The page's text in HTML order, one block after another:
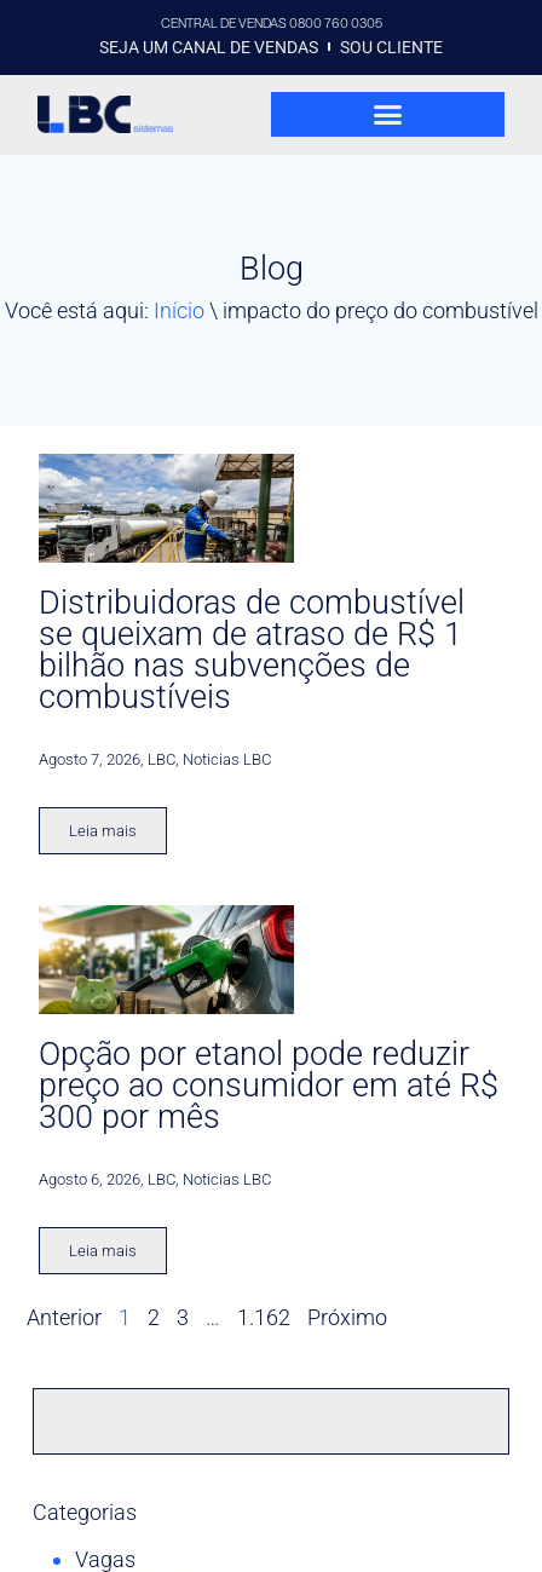
CENTRAL DE VENDAS 0800 760 0305
SEJA UM CANAL DE VENDAS SOU CLIENTE
Blog
Você está aqui: Início\ impacto do preço do combustível
Distribuidoras de combustível
se queixam de atraso de R$ 1
bilhão nas subvenções de
combustíveis
Agosto 7, 2026 LBC Noticias LBC
Leia mais
Opção por etanol pode reduzir
preço ao consumidor em até R$
300 por mês
Agosto 6, 2026 LBC Noticias LBC
Leia mais
Anterior 1 2 3 … 1.162 Próximo
Categorias
Vagas